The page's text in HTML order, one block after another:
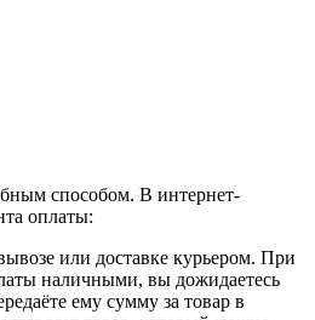
способом. В интернет-
оплаты:
или доставке курьером. При
наличными, вы дожидаетесь
ему сумму за товар в